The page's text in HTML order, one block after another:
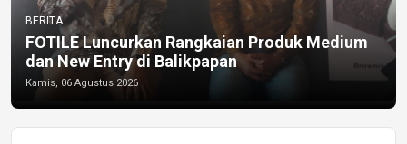
BERITA
FOTILE Luncurkan Rangkaian Produk Medium
dan New Entry di Balikpapan
Kamis, 06 Agustus 2026